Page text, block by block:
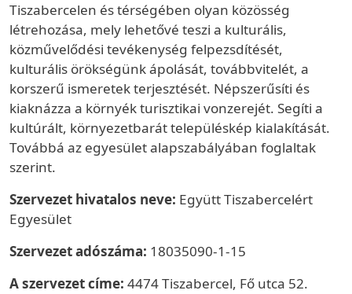
Tiszabercelen és térségében olyan közösség
létrehozása, mely lehetővé teszi a kulturális,
közművelődési tevékenység felpezsdítését,
kulturális örökségünk ápolását, továbbvitelét, a
korszerű ismeretek terjesztését. Népszerűsíti és
kiaknázza a környék turisztikai vonzerejét. Segíti a
kultúrált, környezetbarát településkép kialakítását.
Továbbá az egyesület alapszabályában foglaltak
szerint.
Szervezet hivatalos neve: Együtt Tiszabercelért
Egyesület
Szervezet adószáma: 18035090-1-15
A szervezet címe: 4474 Tiszabercel, Fő utca 52.